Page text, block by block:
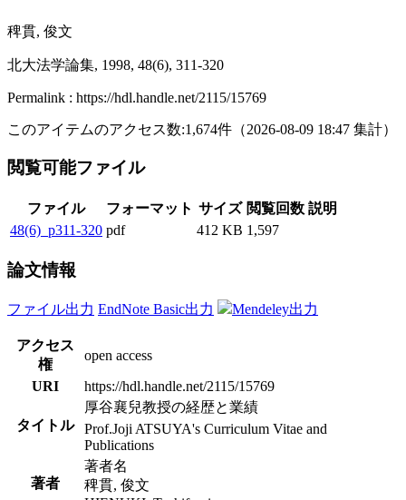
稗貫, 俊文
北大法学論集, 1998, 48(6), 311-320
Permalink : https://hdl.handle.net/2115/15769
このアイテムのアクセス数:1,674件 （2026-08-09 18:47 集計）
閲覧可能ファイル
ファイル フォーマット サイズ 閲覧回数 説明
48(6)_p311-320 pdf 412 KB 1,597
論文情報
ファイル出力 EndNote Basic出力 Mendeley出力
アクセス
権
open access
URI
https://hdl.handle.net/2115/15769
タイトル
厚谷襄兒教授の経歴と業績
Prof.Joji ATSUYA's Curriculum Vitae and
Publications
著者
著者名
稗貫, 俊文